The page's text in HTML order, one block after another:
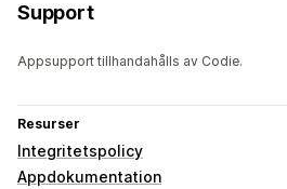
Support
Appsupport tillhandahålls av Codie.
Resurser
Integritetspolicy
Appdokumentation